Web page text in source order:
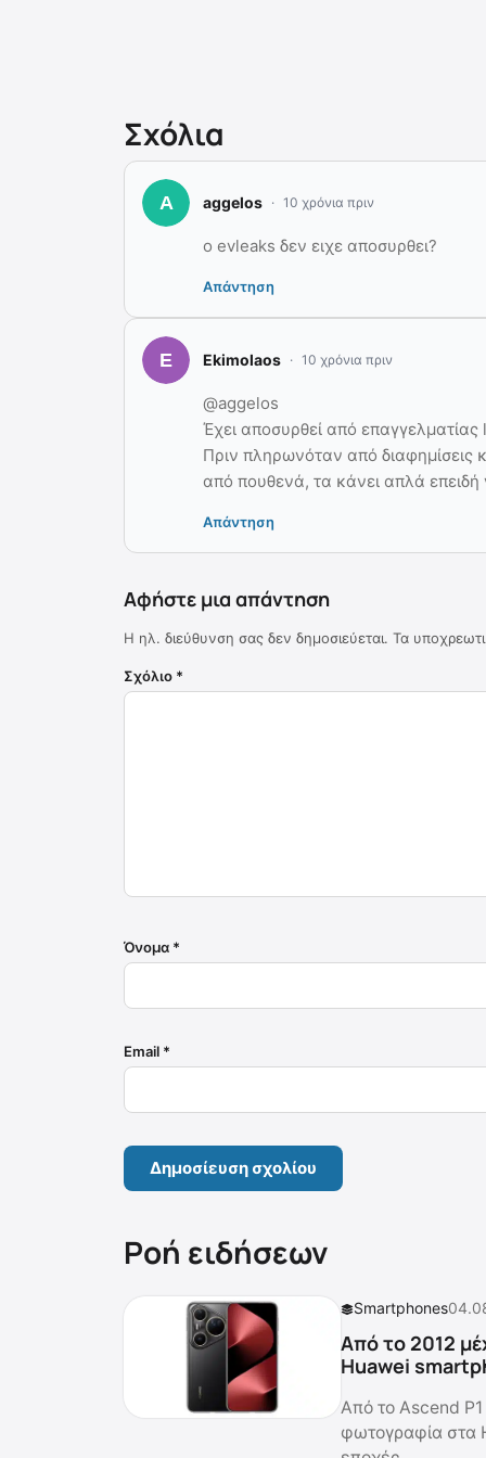
Σχόλια
aggelos 10 χρόνια πριν
ο evleaks δεν ειχε αποσυρθει?
Απάντηση
Ekimolaos 10 χρόνια πριν
@aggelos
Έχει αποσυρθεί από
Πριν πληρωνόταν από διαφημίσεις
από πουθενά, τα κάνει απλά επειδή
Απάντηση
Αφήστε μια απάντηση
Η ηλ. διεύθυνση σας δεν δημοσιεύεται. Τα
Σχόλιο *
Όνομα *
Email *
Ροή ειδήσεων
Smartphones
Από το 2012
Huawei
Από το Ascend
φωτογραφία στα